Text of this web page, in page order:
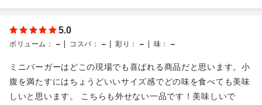
5.0
ボリューム ： － コスパ ： － 彩り ： － 味 ： －
ミニバーガーはどこの現場でも喜ばれる商品だと思います。小
腹を満たすにはちょうどいいサイズ感でどの味を食べても美味
しいと思います。 こちらも外せない一品です！美味しいで